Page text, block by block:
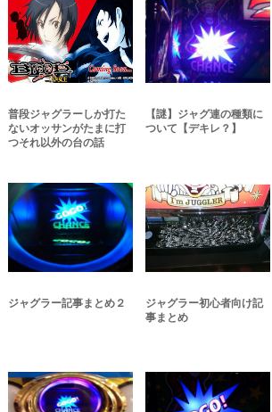
普段ジャグラーしか打た
ないオッサンがたまに打
つそれ以外の台の話
【謎】ジャグ連の種類に
ついて【デキレ？】
ジャグラー記事まとめ２
ジャグラー初心者向け記
事まとめ